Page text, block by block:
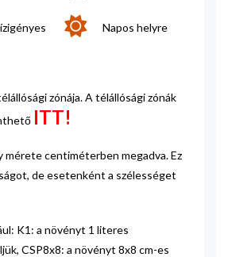
Napos helyre
zónája. A télállósági zónák
ITT!
mérete centiméterben megadva. Ez
de esetenként a szélességet
K1: a növényt 1 literes
CSP8x8: a növényt 8x8 cm-es